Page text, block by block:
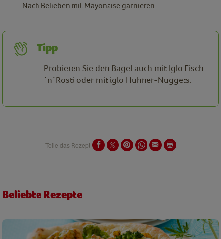
Nach Belieben mit Mayonaise garnieren.
Tipp
Probieren Sie den Bagel auch mit Iglo Fisch
´n´Rösti oder mit iglo Hühner-Nuggets.
Teile das Rezept
Beliebte Rezepte